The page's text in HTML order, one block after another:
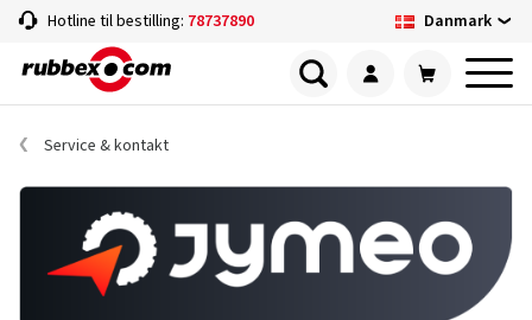
Hotline til bestilling: 78737890 Danmark
Service & kontakt